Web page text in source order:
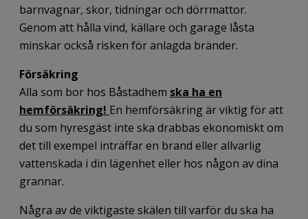
barnvagnar, skor, tidningar och dörrmattor.
Genom att hålla vind, källare och garage låsta
minskar också risken för anlagda bränder.
Försäkring
Alla som bor hos Båstadhem ska ha en
hemförsäkring! En hemförsäkring är viktig för att
du som hyresgäst inte ska drabbas ekonomiskt om
det till exempel inträffar en brand eller allvarlig
vattenskada i din lägenhet eller hos någon av dina
grannar.
Några av de viktigaste skälen till varför du ska ha